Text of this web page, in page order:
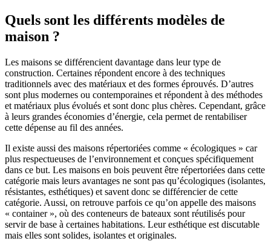
Quels sont les différents modèles de
maison ?
Les maisons se différencient davantage dans leur type de
construction. Certaines répondent encore à des techniques
traditionnels avec des matériaux et des formes éprouvés. D’autres
sont plus modernes ou contemporaines et répondent à des méthodes
et matériaux plus évolués et sont donc plus chères. Cependant, grâce
à leurs grandes économies d’énergie, cela permet de rentabiliser
cette dépense au fil des années.
Il existe aussi des maisons répertoriées comme « écologiques » car
plus respectueuses de l’environnement et conçues spécifiquement
dans ce but. Les maisons en bois peuvent être répertoriées dans cette
catégorie mais leurs avantages ne sont pas qu’écologiques (isolantes,
résistantes, esthétiques) et savent donc se différencier de cette
catégorie. Aussi, on retrouve parfois ce qu’on appelle des maisons
« container », où des conteneurs de bateaux sont réutilisés pour
servir de base à certaines habitations. Leur esthétique est discutable
mais elles sont solides, isolantes et originales.